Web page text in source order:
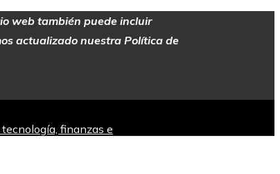
web también puede incluir
actualizado nuestra Política de
finanzas e